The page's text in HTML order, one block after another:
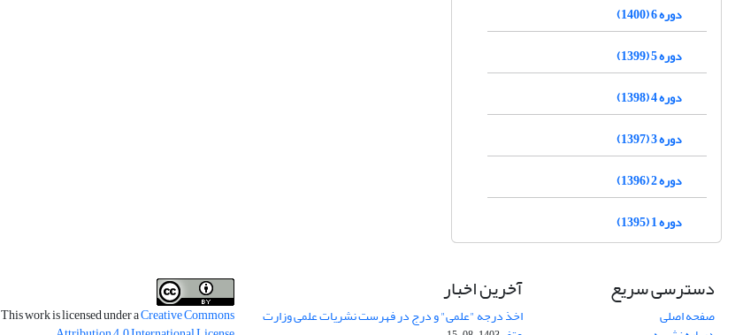
دوره 6 (1400)
دوره 5 (1399)
دوره 4 (1398)
دوره 3 (1397)
دوره 2 (1396)
دوره 1 (1395)
دسترسی سریع
صفحه اصلی
آخرین اخبار
اخذ درجه "علمی" و درج در فهرست نشریات علمی وزارت This work is licensed under aCreative Commons